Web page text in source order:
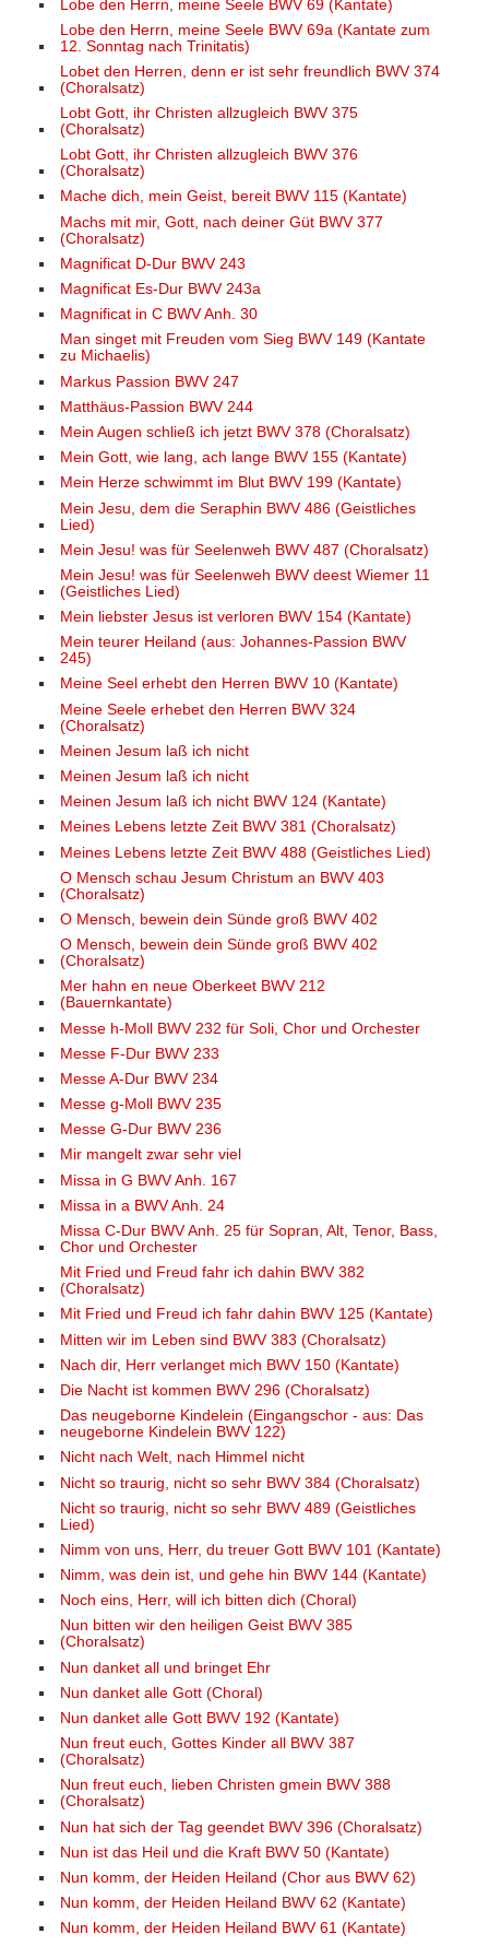
Lobe den Herrn, meine Seele BWV 69 (Kantate)
Lobe den Herrn, meine Seele BWV 69a (Kantate zum
12. Sonntag nach Trinitatis)
Lobet den Herren, denn er ist sehr freundlich BWV 374
(Choralsatz)
Lobt Gott, ihr Christen allzugleich BWV 375
(Choralsatz)
Lobt Gott, ihr Christen allzugleich BWV 376
(Choralsatz)
Mache dich, mein Geist, bereit BWV 115 (Kantate)
Machs mit mir, Gott, nach deiner Güt BWV 377
(Choralsatz)
Magnificat D-Dur BWV 243
Magnificat Es-Dur BWV 243a
Magnificat in C BWV Anh. 30
Man singet mit Freuden vom Sieg BWV 149 (Kantate
zu Michaelis)
Markus Passion BWV 247
Matthäus-Passion BWV 244
Mein Augen schließ ich jetzt BWV 378 (Choralsatz)
Mein Gott, wie lang, ach lange BWV 155 (Kantate)
Mein Herze schwimmt im Blut BWV 199 (Kantate)
Mein Jesu, dem die Seraphin BWV 486 (Geistliches
Lied)
Mein Jesu! was für Seelenweh BWV 487 (Choralsatz)
Mein Jesu! was für Seelenweh BWV deest Wiemer 11
(Geistliches Lied)
Mein liebster Jesus ist verloren BWV 154 (Kantate)
Mein teurer Heiland (aus: Johannes-Passion BWV
245)
Meine Seel erhebt den Herren BWV 10 (Kantate)
Meine Seele erhebet den Herren BWV 324
(Choralsatz)
Meinen Jesum laß ich nicht
Meinen Jesum laß ich nicht
Meinen Jesum laß ich nicht BWV 124 (Kantate)
Meines Lebens letzte Zeit BWV 381 (Choralsatz)
Meines Lebens letzte Zeit BWV 488 (Geistliches Lied)
O Mensch schau Jesum Christum an BWV 403
(Choralsatz)
O Mensch, bewein dein Sünde groß BWV 402
O Mensch, bewein dein Sünde groß BWV 402
(Choralsatz)
Mer hahn en neue Oberkeet BWV 212
(Bauernkantate)
Messe h-Moll BWV 232 für Soli, Chor und Orchester
Messe F-Dur BWV 233
Messe A-Dur BWV 234
Messe g-Moll BWV 235
Messe G-Dur BWV 236
Mir mangelt zwar sehr viel
Missa in G BWV Anh. 167
Missa in a BWV Anh. 24
Missa C-Dur BWV Anh. 25 für Sopran, Alt, Tenor, Bass,
Chor und Orchester
Mit Fried und Freud fahr ich dahin BWV 382
(Choralsatz)
Mit Fried und Freud ich fahr dahin BWV 125 (Kantate)
Mitten wir im Leben sind BWV 383 (Choralsatz)
Nach dir, Herr verlanget mich BWV 150 (Kantate)
Die Nacht ist kommen BWV 296 (Choralsatz)
Das neugeborne Kindelein (Eingangschor - aus: Das
neugeborne Kindelein BWV 122)
Nicht nach Welt, nach Himmel nicht
Nicht so traurig, nicht so sehr BWV 384 (Choralsatz)
Nicht so traurig, nicht so sehr BWV 489 (Geistliches
Lied)
Nimm von uns, Herr, du treuer Gott BWV 101 (Kantate)
Nimm, was dein ist, und gehe hin BWV 144 (Kantate)
Noch eins, Herr, will ich bitten dich (Choral)
Nun bitten wir den heiligen Geist BWV 385
(Choralsatz)
Nun danket all und bringet Ehr
Nun danket alle Gott (Choral)
Nun danket alle Gott BWV 192 (Kantate)
Nun freut euch, Gottes Kinder all BWV 387
(Choralsatz)
Nun freut euch, lieben Christen gmein BWV 388
(Choralsatz)
Nun hat sich der Tag geendet BWV 396 (Choralsatz)
Nun ist das Heil und die Kraft BWV 50 (Kantate)
Nun komm, der Heiden Heiland (Chor aus BWV 62)
Nun komm, der Heiden Heiland BWV 62 (Kantate)
Nun komm, der Heiden Heiland BWV 61 (Kantate)